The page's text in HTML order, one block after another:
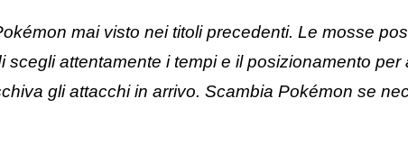
mai visto nei titoli precedenti. Le mosse
scegli attentamente i tempi e il posizionamento
gli attacchi in arrivo. Scambia Pokémon se